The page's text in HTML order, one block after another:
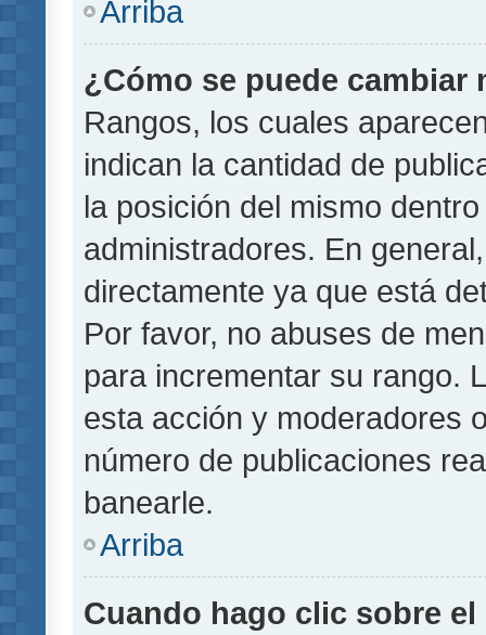
Arriba
¿Cómo se puede cambiar
Rangos, los cuales
indican la cantidad de
la posición del mismo
administradores. En
directamente ya que está
Por favor, no abuses de
para incrementar su rango.
esta acción y moderadores
número de publicaciones
banearle.
Arriba
Cuando hago clic sobre